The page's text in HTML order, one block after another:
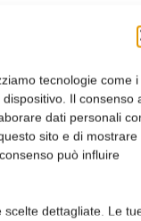
tecnologie come i
Il consenso
dati personali
sito e di mostrare
può influire
dettagliate. Le
n.7